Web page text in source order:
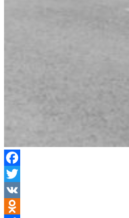
Facebook
Twitter
VK